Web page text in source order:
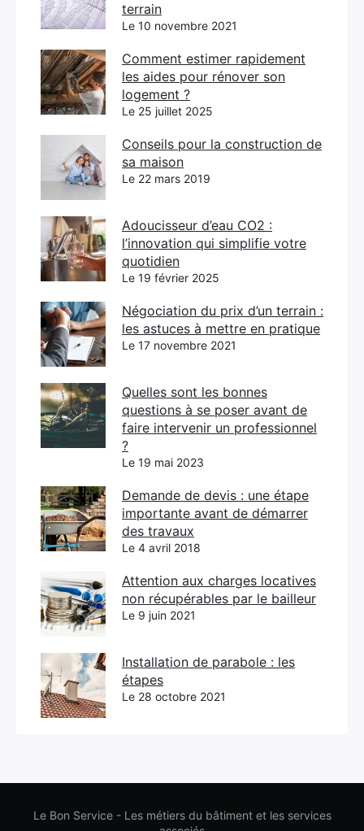
terrain
Le 10 novembre 2021
Comment estimer rapidement
les aides pour rénover son
logement ?
Le 25 juillet 2025
Conseils pour la construction de
sa maison
Le 22 mars 2019
Adoucisseur d’eau CO2 :
l’innovation qui simplifie votre
quotidien
Le 19 février 2025
Négociation du prix d’un terrain :
les astuces à mettre en pratique
Le 17 novembre 2021
Quelles sont les bonnes
questions à se poser avant de
faire intervenir un professionnel
?
Le 19 mai 2023
Demande de devis : une étape
importante avant de démarrer
des travaux
Le 4 avril 2018
Attention aux charges locatives
non récupérables par le bailleur
Le 9 juin 2021
Installation de parabole : les
étapes
Le 28 octobre 2021
Le Bon Service - Les métiers du bâtiment et les services